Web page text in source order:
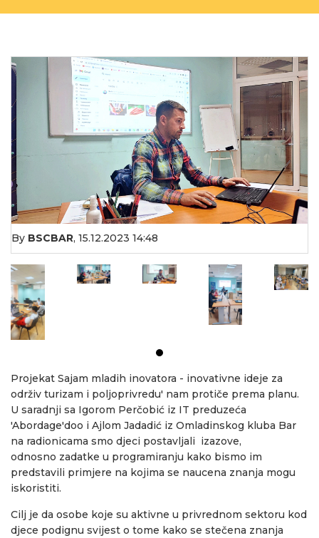
By BSCBAR, 15.12.2023 14:48
Projekat Sajam mladih inovatora - inovativne ideje za
održiv turizam i poljoprivredu' nam protiče prema planu.
U saradnji sa Igorom Perčobić iz IT preduzeća
'Abordage'doo i Ajlom Jadadić iz Omladinskog kluba Bar
na radionicama smo djeci postavljali izazove,
odnosno zadatke u programiranju kako bismo im
predstavili primjere na kojima se naucena znanja mogu
iskoristiti.
Cilj je da osobe koje su aktivne u privrednom sektoru kod
djece podignu svijest o tome kako se stečena znanja